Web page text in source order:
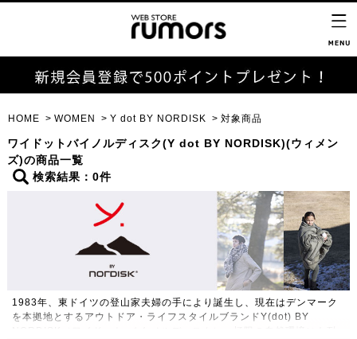
HOME WOMEN Y dot BY NORDISK 対象商品
ワイドットバイノルディスク(Y dot BY NORDISK)(ウィメン
ズ)の商品一覧
検索結果：0件
1983年、東ドイツの登山家夫婦の手により誕生し、現在はデンマーク
を本拠地とするアウトドア・ライフスタイルブランドY(dot) BY